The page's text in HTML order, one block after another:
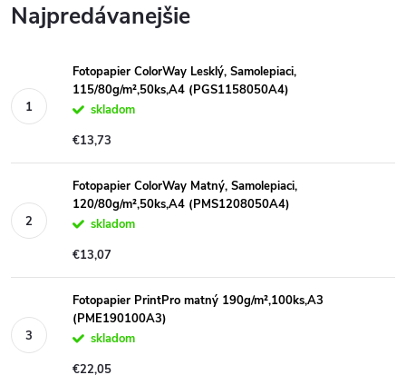
Najpredávanejšie
Fotopapier ColorWay Lesklý, Samolepiaci,
115/80g/m²,50ks,A4 (PGS1158050A4)
skladom
€13,73
Fotopapier ColorWay Matný, Samolepiaci,
120/80g/m²,50ks,A4 (PMS1208050A4)
skladom
€13,07
Fotopapier PrintPro matný 190g/m²,100ks,A3
(PME190100A3)
skladom
€22,05